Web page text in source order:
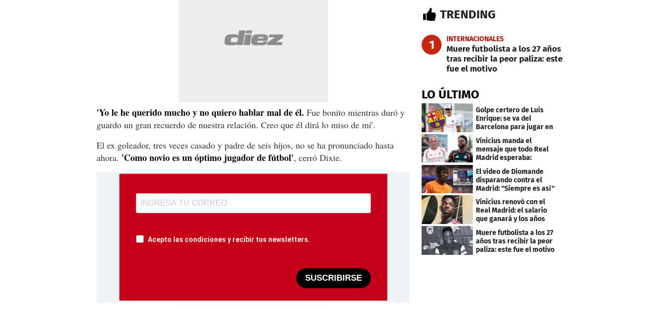
'Yo le he querido mucho y no quiero hablar mal de él. Fue bonito mientras duró y
guardo un gran recuerdo de nuestra relación. Creo que él dirá lo miso de mí'.
El ex goleador, tres veces casado y padre de seis hijos, no se ha pronunciado hasta
ahora. 'Como novio es un óptimo jugador de fútbol', cerró Dixie.
Acepto las condiciones y recibir tus newsletters.
SUSCRIBIRSE
TRENDING
1 INTERNACIONALES
Muere futbolista a los 27 años
tras recibir la peor paliza: este
fue el motivo
LO ÚLTIMO
Golpe certero de Luis
Enrique: se va del
Barcelona para jugar en
el PSG
Vinicius manda el
mensaje que todo Real
Madrid esperaba:
"Mourinho..."
El video de Diomande
disparando contra el
Madrid: "Siempre es así"
Vinicius renovó con el
Real Madrid: el salario
que ganará y los años
Muere futbolista a los 27
años tras recibir la peor
paliza: este fue el motivo